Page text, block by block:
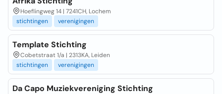
Hoeflingweg 14 | 7241CH, Lochem
stichtingen
verenigingen
Template Stichting
Cobetstraat 1/a | 2313KA, Leiden
stichtingen
verenigingen
Da Capo Muziekvereniging Stichting